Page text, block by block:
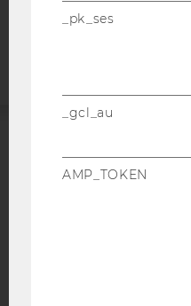
ACCREDITED BY:
_pk_ses
_gcl_au
AMP_TOKEN